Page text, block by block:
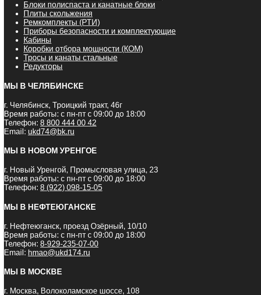
Блоки полиспаста и канатные блоки
Плиты скольжения
Ремкомплекты (РТИ)
Приборы безопасности и комплектующие
Кабины
Коробки отбора мощности (КОМ)
Тросы и канаты стальные
Редукторы
МЫ В ЧЕЛЯБИНСКЕ
г. Челябинск, Троицкий тракт, 46г
Время работы: с пн-пт с 09:00 до 18:00
Телефон: 8 800 444 00 42
Email: ukd74@bk.ru
МЫ В НОВОМ УРЕНГОЕ
г. Новый Уренгой, Промысловая улица, 23
Время работы: с пн-пт с 09:00 до 18:00
Телефон: 8 (922) 098-15-05
МЫ В НЕФТЕЮГАНСКЕ
г. Нефтеюганск, проезд Озёрный, 10/10
Время работы: с пн-пт с 09:00 до 18:00
Телефон: 8-929-235-07-00
Email: hmao@ukd174.ru
МЫ В МОСКВЕ
г. Москва, Волоколамское шоссе, 108